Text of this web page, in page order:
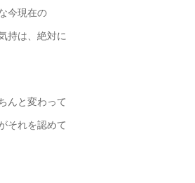
今現在の
持は、絶対に
んと変わって
それを認めて